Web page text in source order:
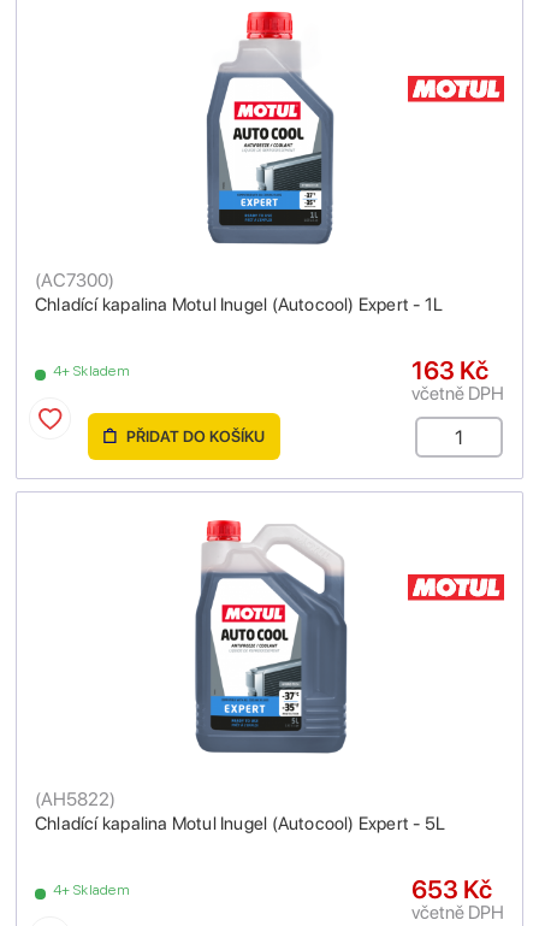
Chladící kapalina Motul Inugel (Autocool) Expert - 1L
(AC7300)
4+ Skladem 163 Kč
včetně DPH
PŘIDAT DO KOŠÍKU
Chladící kapalina Motul Inugel (Autocool) Expert - 5L
(AH5822)
4+ Skladem 653 Kč
včetně DPH